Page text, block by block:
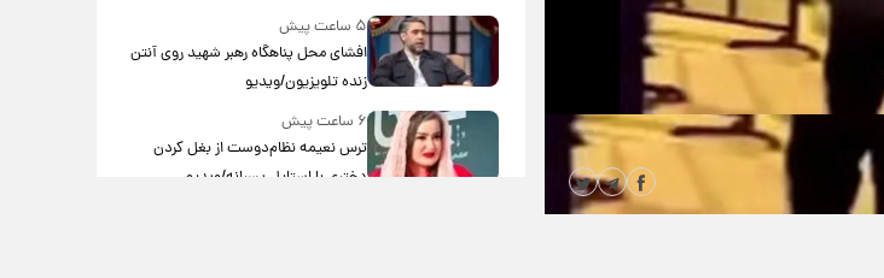
۵ ساعت پیش
افشای محل پناهگاه‌ رهبر شهید روی آنتن
زنده تلویزیون/ویدیو
۶ ساعت پیش
ترس نعیمه نظام‌دوست از بغل کردن
دختری با استایل پسرانه/ویدیو